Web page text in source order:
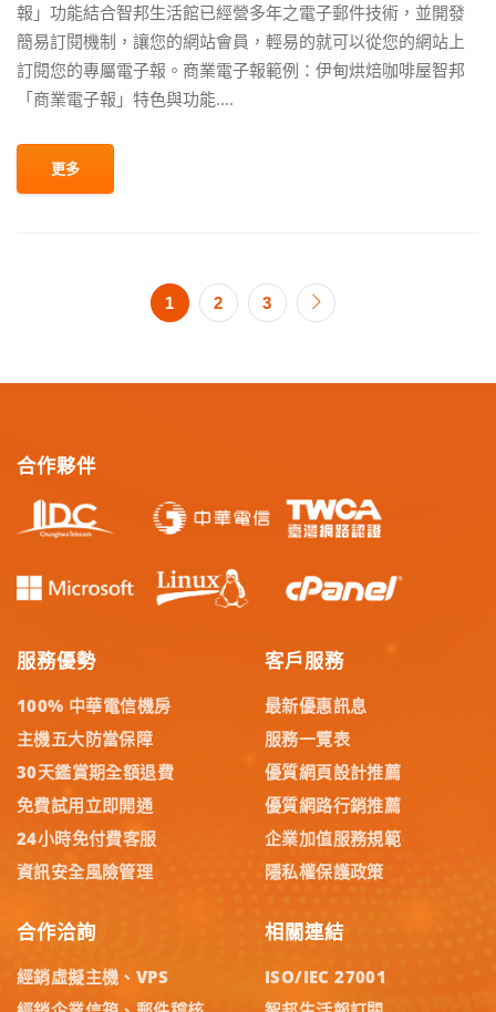
報」功能結合智邦生活館已經營多年之電子郵件技術，並開發
簡易訂閱機制，讓您的網站會員，輕易的就可以從您的網站上
訂閱您的專屬電子報。商業電子報範例：伊甸烘焙咖啡屋智邦
「商業電子報」特色與功能....
更多
1 2 3
合作夥伴
服務優勢
100% 中華電信機房
主機五大防當保障
30天鑑賞期全額退費
免費試用立即開通
24小時免付費客服
資訊安全風險管理
客戶服務
最新優惠訊息
服務一覽表
優質網頁設計推薦
優質網路行銷推薦
企業加值服務規範
隱私權保護政策
合作洽詢
經銷虛擬主機、VPS
相關連結
ISO/IEC 27001